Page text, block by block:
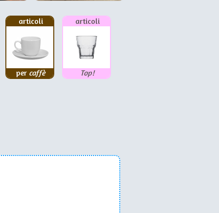
articoli
per caffè
articoli
Top!